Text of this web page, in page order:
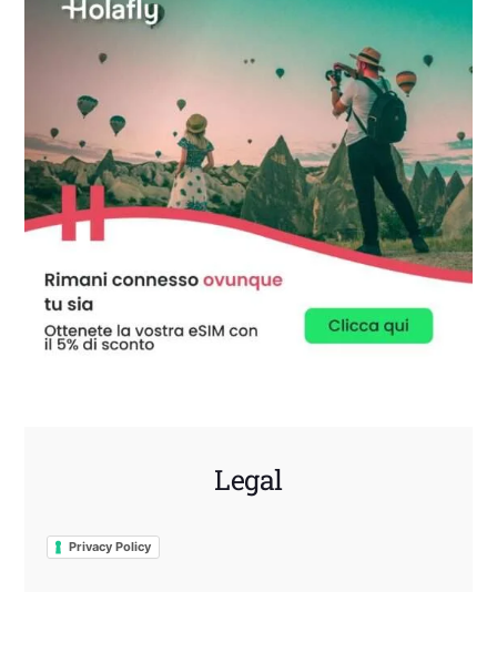
Legal
Privacy Policy